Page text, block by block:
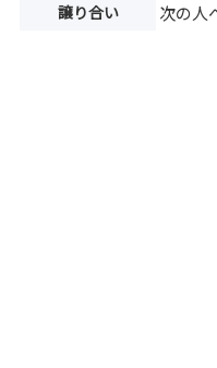
譲り合い 次の人